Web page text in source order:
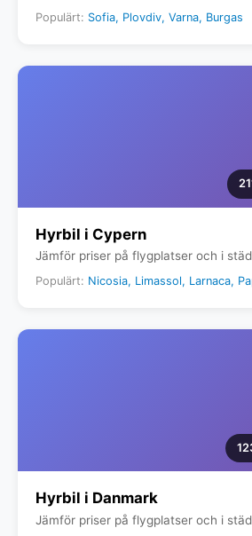
Populärt: Sofia, Plovdiv, Varna, Burgas
Hyrbil i Cypern
Jämför priser på flygplatser och i
Populärt: Nicosia, Limassol, Larnaca,
Hyrbil i Danmark
Jämför priser på flygplatser och i